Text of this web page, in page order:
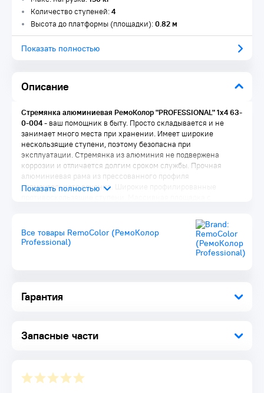
Описание
Гарантия
Запасные части
Количество ступеней:4
Высота до платформы (площадки):0.82 м
Показать полностью
Стремянка алюминиевая РемоКолор "PROFESSIONAL" 1х4 63-
0-004- ваш помощник в быту. Просто складывается и не
занимает много места при хранении. Имеет широкие
нескользящие ступени, поэтому безопасна при
эксплуатации. Стремянка из алюминия не подвержена
коррозии и отличается долгим сроком службы. Прочная
алюминиевая рама из прессованного профиля
прямоугольного сечения. Широкие профилированные
основание, высокую дугу безопасности, защищающую от
падения. Используется в быту и строительстве. Легкая,
надёжная, устойчивая.
Противоскользящие накладки на ножках
Не требует специального ухода
Упаковка 1 шт.
Все товары RemoColor (РемоКолор
Professional)